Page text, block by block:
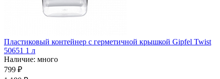
Пластиковый контейнер с герметичной крышкой Gipfel Twist
50651 1 л
Наличие: много
799 ₽